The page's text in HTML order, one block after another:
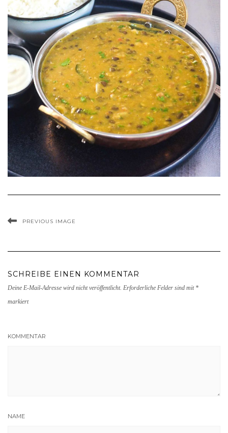
PREVIOUS IMAGE
SCHREIBE EINEN KOMMENTAR
Deine E-Mail-Adresse wird nicht veröffentlicht. Erforderliche Felder sind mit *
markiert
KOMMENTAR
NAME